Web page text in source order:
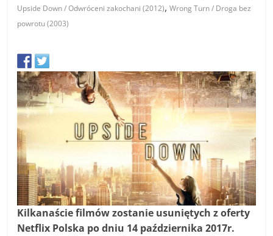
Upside Down / Odwróceni zakochani (2012),Wrong Turn / Droga bez
powrotu (2003)
Kilkanaście filmów zostanie usuniętych z oferty
Netflix Polska po dniu 14 października 2017r.